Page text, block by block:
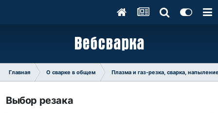
Главная О сварке в общем Плазма и газ-резка, сварка,
Выбор резака